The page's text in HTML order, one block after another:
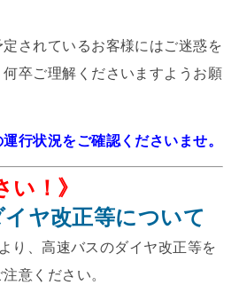
されているお客様にはご迷惑を
卒ご理解くださいますようお願
行状況をご確認くださいませ。
い！》
ヤ改正等について
より、高速バスのダイヤ改正等を
意ください。